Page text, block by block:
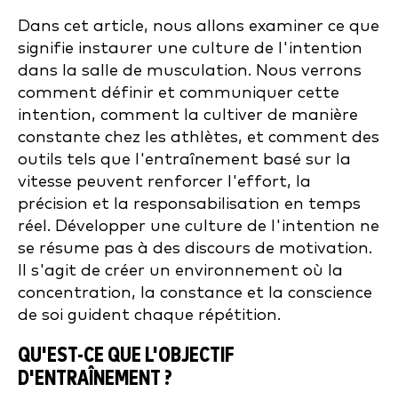
Dans cet article, nous allons examiner ce que
signifie instaurer une culture de l'intention
dans la salle de musculation. Nous verrons
comment définir et communiquer cette
intention, comment la cultiver de manière
constante chez les athlètes, et comment des
outils tels que l'entraînement basé sur la
vitesse peuvent renforcer l'effort, la
précision et la responsabilisation en temps
réel. Développer une culture de l'intention ne
se résume pas à des discours de motivation.
Il s'agit de créer un environnement où la
concentration, la constance et la conscience
de soi guident chaque répétition.
QU'EST-CE QUE L'OBJECTIF
D'ENTRAÎNEMENT ?